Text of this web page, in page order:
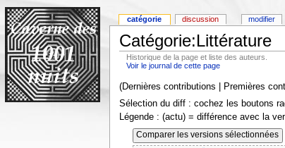
Catégorie:Littérature
Historique de la page et liste des auteurs.
Voir le journal de cette page
(Dernières contributions | Premières
Sélection du diff : cochez les boutons
Légende : (actu) = différence avec la
catégorie discussion modifier